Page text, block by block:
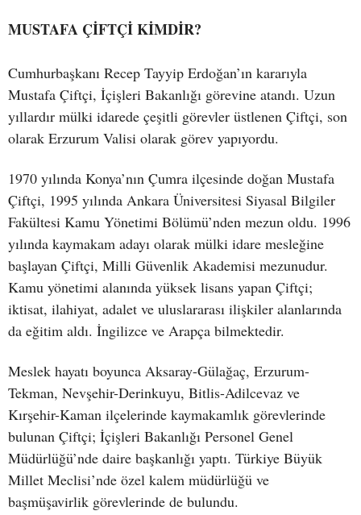
MUSTAFA ÇİFTÇİ KİMDİR?
Cumhurbaşkanı Recep Tayyip Erdoğan’ın kararıyla
Mustafa Çiftçi, İçişleri Bakanlığı görevine atandı. Uzun
yıllardır mülki idarede çeşitli görevler üstlenen Çiftçi, son
olarak Erzurum Valisi olarak görev yapıyordu.
1970 yılında Konya’nın Çumra ilçesinde doğan Mustafa
Çiftçi, 1995 yılında Ankara Üniversitesi Siyasal Bilgiler
Fakültesi Kamu Yönetimi Bölümü’nden mezun oldu. 1996
yılında kaymakam adayı olarak mülki idare mesleğine
başlayan Çiftçi, Milli Güvenlik Akademisi mezunudur.
Kamu yönetimi alanında yüksek lisans yapan Çiftçi;
iktisat, ilahiyat, adalet ve uluslararası ilişkiler alanlarında
da eğitim aldı. İngilizce ve Arapça bilmektedir.
Meslek hayatı boyunca Aksaray-Gülağaç, Erzurum-
Tekman, Nevşehir-Derinkuyu, Bitlis-Adilcevaz ve
Kırşehir-Kaman ilçelerinde kaymakamlık görevlerinde
bulunan Çiftçi; İçişleri Bakanlığı Personel Genel
Müdürlüğü’nde daire başkanlığı yaptı. Türkiye Büyük
Millet Meclisi’nde özel kalem müdürlüğü ve
başmüşavirlik görevlerinde de bulundu.